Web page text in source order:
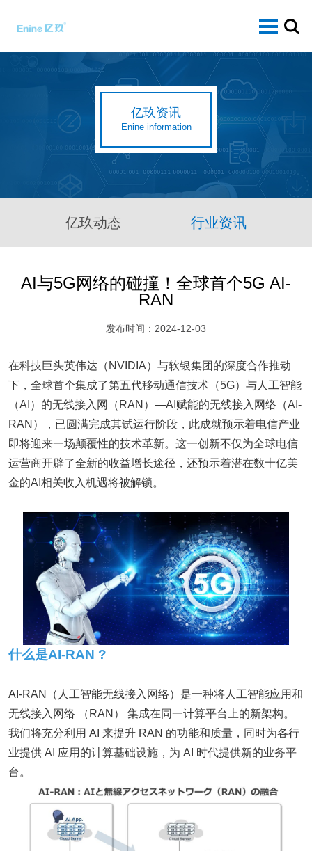
亿玖资讯
Enine information
亿玖动态 行业资讯
AI与5G网络的碰撞！全球首个5G AI-
RAN
发布时间：2024-12-03
在科技巨头英伟达（NVIDIA）与软银集团的深度合作推动
下，全球首个集成了第五代移动通信技术（5G）与人工智能
（AI）的无线接入网（RAN）—AI赋能的无线接入网络（AI-
RAN），已圆满完成其试运行阶段，此成就预示着电信产业
即将迎来一场颠覆性的技术革新。这一创新不仅为全球电信
运营商开辟了全新的收益增长途径，还预示着潜在数十亿美
金的AI相关收入机遇将被解锁。
什么是AI-RAN ?
AI-RAN（人工智能无线接入网络）是一种将人工智能应用和
无线接入网络 （RAN） 集成在同一计算平台上的新架构。
我们将充分利用 AI 来提升 RAN 的功能和质量，同时为各行
业提供 AI 应用的计算基础设施，为 AI 时代提供新的业务平
台。